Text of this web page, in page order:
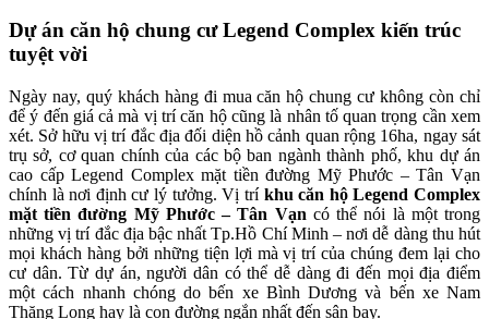
Dự án căn hộ chung cư Legend Complex kiến trúc
tuyệt vời
Ngày nay, quý khách hàng đi mua căn hộ chung cư không còn chỉ
để ý đến giá cả mà vị trí căn hộ cũng là nhân tố quan trọng cần xem
xét. Sở hữu vị trí đắc địa đối diện hồ cảnh quan rộng 16ha, ngay sát
trụ sở, cơ quan chính của các bộ ban ngành thành phố, khu dự án
cao cấp Legend Complex mặt tiền đường Mỹ Phước – Tân Vạn
chính là nơi định cư lý tưởng. Vị trí khu căn hộ Legend Complex
mặt tiền đường Mỹ Phước – Tân Vạn có thể nói là một trong
những vị trí đắc địa bậc nhất Tp.Hồ Chí Minh – nơi dễ dàng thu hút
mọi khách hàng bởi những tiện lợi mà vị trí của chúng đem lại cho
cư dân. Từ dự án, người dân có thể dễ dàng đi đến mọi địa điểm
một cách nhanh chóng do bến xe Bình Dương và bến xe Nam
Thăng Long hay là con đường ngắn nhất đến sân bay.